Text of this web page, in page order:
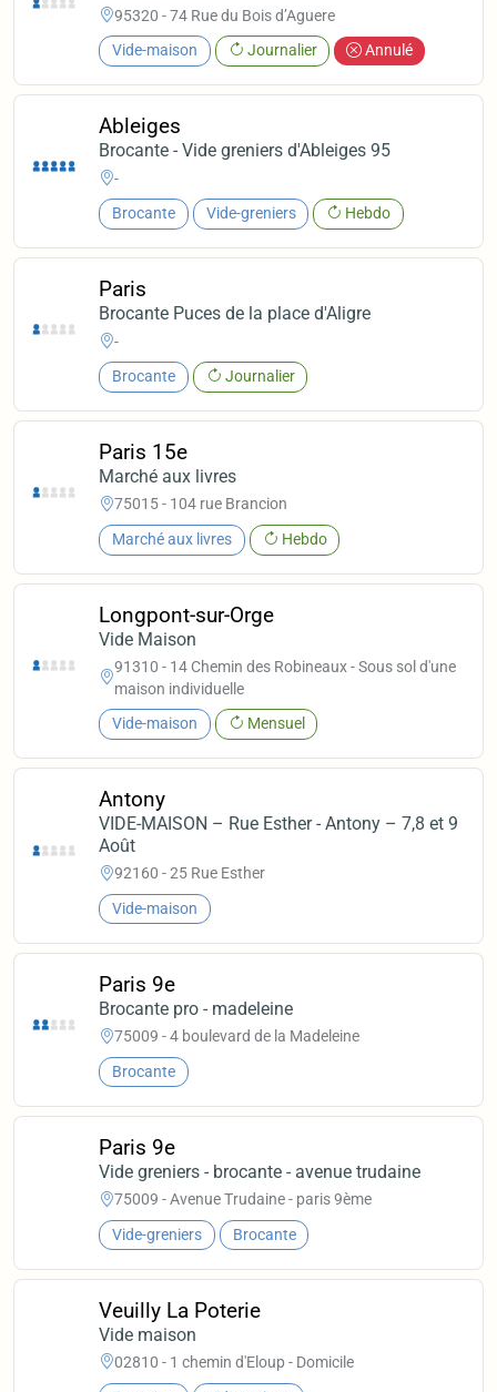
95320 - 74 Rue du Bois d’Aguere
Vide-maison Journalier Annulé
Ableiges
Brocante - Vide greniers d'Ableiges 95
-
Brocante Vide-greniers Hebdo
Paris
Brocante Puces de la place d'Aligre
-
Brocante Journalier
Paris 15e
Marché aux livres
75015 - 104 rue Brancion
Marché aux livres Hebdo
Longpont-sur-Orge
Vide Maison
91310 - 14 Chemin des Robineaux - Sous sol d'une
maison individuelle
Vide-maison Mensuel
Antony
VIDE-MAISON – Rue Esther - Antony – 7,8 et 9
Août
92160 - 25 Rue Esther
Vide-maison
Paris 9e
Brocante pro - madeleine
75009 - 4 boulevard de la Madeleine
Brocante
Paris 9e
Vide greniers - brocante - avenue trudaine
75009 - Avenue Trudaine - paris 9ème
Vide-greniers Brocante
Veuilly La Poterie
Vide maison
02810 - 1 chemin d'Eloup - Domicile